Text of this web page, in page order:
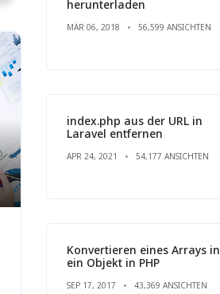
herunterladen
MÄR 06, 2018 56,599 ANSICHTEN
index.php aus der URL in
Laravel entfernen
APR 24, 2021 54,177 ANSICHTEN
Konvertieren eines Arrays in
ein Objekt in PHP
SEP 17, 2017 43,369 ANSICHTEN